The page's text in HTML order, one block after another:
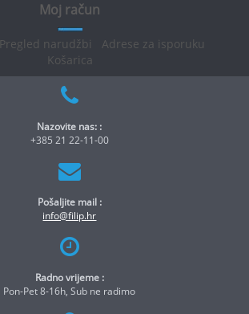
Moj račun
Pregled narudžbi
Adrese za isporuku
Košarica
Nazovite nas: :
+385 21 22-11-00
Pošaljite mail :
info@filip.hr
Radno vrijeme :
Pon-Pet 8-16h, Sub ne radimo